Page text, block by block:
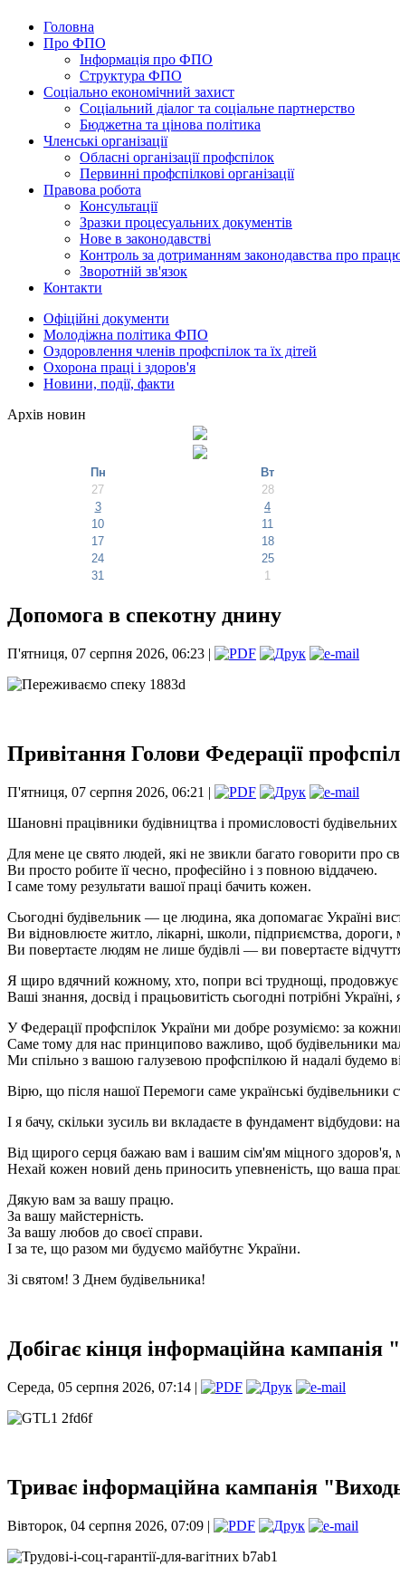
Головна
Про ФПО
Інформація про ФПО
Структура ФПО
Соціально економічний захист
Соціальний діалог та соціальне партнерство
Бюджетна та цінова політика
Членські організації
Обласні організації профспілок
Первинні профспілкові організації
Правова робота
Консультації
Зразки процесуальних документів
Нове в законодавстві
Контроль за дотриманням законодавства про
Зворотній зв'язок
Контакти
Офіційні документи
Молодіжна політика ФПО
Оздоровлення членів профспілок та їх дітей
Охорона праці і здоров'я
Новини, події, факти
Архів новин
Пн Вт
27
28
3
4
10
11
17
18
24
25
31
1
Допомога в спекотну днину
П'ятниця, 07 серпня 2026, 06:23 |
Привітання Голови Федерації
П'ятниця, 07 серпня 2026, 06:21 |
Шановні працівники будівництва і промисловості
Для мене це свято людей, які не звикли багато говорити про
Ви просто робите її чесно, професійно і з повною віддачею.
І саме тому результати вашої праці бачить кожен.
Сьогодні будівельник — це людина, яка допомагає Україні
Ви відновлюєте житло, лікарні, школи, підприємства,
Ви повертаєте людям не лише будівлі — ви повертаєте
Я щиро вдячний кожному, хто, попри всі труднощі, продовжує
Ваші знання, досвід і працьовитість сьогодні потрібні Україні,
У Федерації профспілок України ми добре розуміємо: за
Саме тому для нас принципово важливо, щоб будівельники
Ми спільно з вашою галузевою профспілкою й надалі будемо
Вірю, що після нашої Перемоги саме українські
І я бачу, скільки зусиль ви вкладаєте в фундамент відбудови:
Від щирого серця бажаю вам і вашим сім'ям міцного здоров'я,
Нехай кожен новий день приносить упевненість, що ваша
Дякую вам за вашу працю.
За вашу майстерність.
За вашу любов до своєї справи.
І за те, що разом ми будуємо майбутнє України.
Зі святом! З Днем будівельника!
Добігає кінця інформаційна кампанія
Середа, 05 серпня 2026, 07:14 |
Триває інформаційна кампанія
Вівторок, 04 серпня 2026, 07:09 |